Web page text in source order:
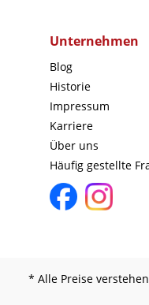
Unternehmen
Blog
Historie
Impressum
Karriere
Über uns
Häufig gestellte
* Alle Preise